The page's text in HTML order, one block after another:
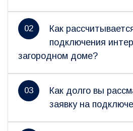
02
Как
подключения
загородном доме?
03
Как долго вы
заявку на